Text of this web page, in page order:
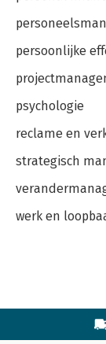
persoonlijke
psychologie
reclame en
strategisch
werk en